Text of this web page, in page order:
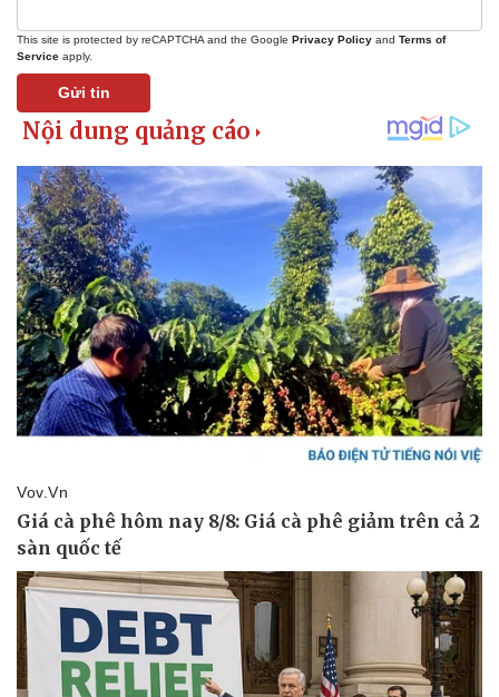
Bất động sản
Khởi nghiệp
Giá vàng
Tiêu dùng
Tỷ giá
Chứng khoán
Giá cà phê
This site is protected by reCAPTCHA and the Google Privacy Policy and Terms of
Service apply.
Gửi tin